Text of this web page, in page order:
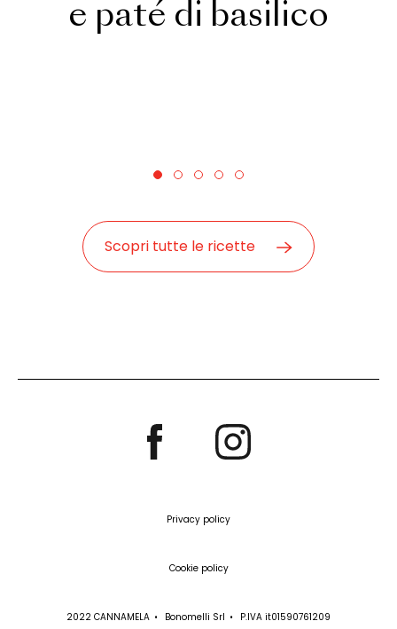
e paté di basilico
Scopri tutte le ricette
Privacy policy
Cookie policy
2022 CANNAMELA Bonomelli Srl P.IVA it01590761209